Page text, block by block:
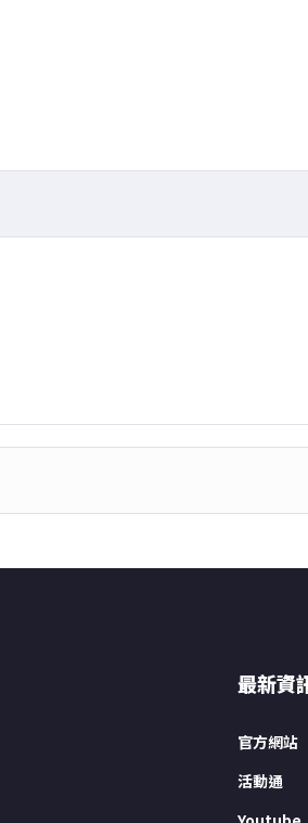
文基礎文法、句型、單字與簡單會話的學
表達、基礎閱讀與常見文法應用的學員
解與日文整體應用能力的學員。
定班級進度，從基礎一路穩定養成至 N3
課程從 N5 基礎開始，依照班級進度
、單字與簡單閱讀開始，逐漸進入較
入 N4 後，會逐步增加閱讀量與句型
與固定班級進度，逐步建立真正能理
最新資
官方網站
活動通